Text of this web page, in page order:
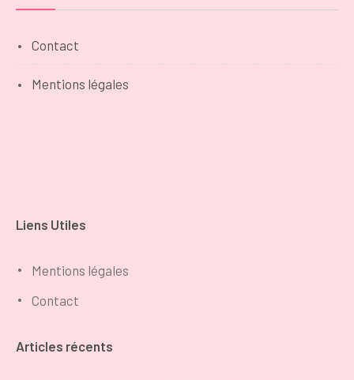
Contact
Mentions légales
Liens Utiles
Mentions légales
Contact
Articles récents